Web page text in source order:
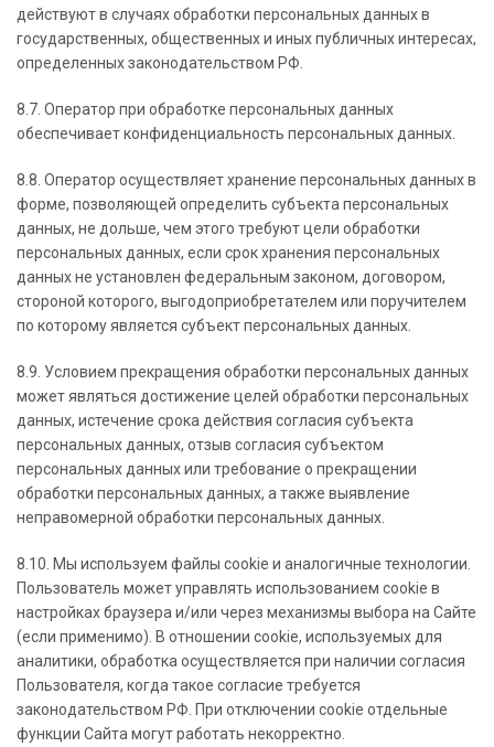
действуют в случаях обработки персональных данных в
государственных, общественных и иных публичных интересах,
определенных законодательством РФ.
8.7. Оператор при обработке персональных данных
обеспечивает конфиденциальность персональных данных.
8.8. Оператор осуществляет хранение персональных данных в
форме, позволяющей определить субъекта персональных
данных, не дольше, чем этого требуют цели обработки
персональных данных, если срок хранения персональных
данных не установлен федеральным законом, договором,
стороной которого, выгодоприобретателем или поручителем
по которому является субъект персональных данных.
8.9. Условием прекращения обработки персональных данных
может являться достижение целей обработки персональных
данных, истечение срока действия согласия субъекта
персональных данных, отзыв согласия субъектом
персональных данных или требование о прекращении
обработки персональных данных, а также выявление
неправомерной обработки персональных данных.
8.10. Мы используем файлы cookie и аналогичные технологии.
Пользователь может управлять использованием cookie в
настройках браузера и/или через механизмы выбора на Сайте
(если применимо). В отношении cookie, используемых для
аналитики, обработка осуществляется при наличии согласия
Пользователя, когда такое согласие требуется
законодательством РФ. При отключении cookie отдельные
функции Сайта могут работать некорректно.